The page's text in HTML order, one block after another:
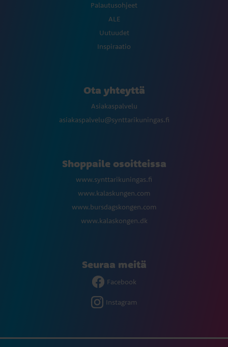
Palautusohjeet
ALE
Uutuudet
Inspiraatio
Ota yhteyttä
Asiakaspalvelu
asiakaspalvelu@synttarikuningas.fi
Shoppaile osoitteissa
www.synttarikuningas.fi
www.kalaskungen.com
www.bursdagskongen.com
www.kalaskongen.dk
Seuraa meitä
Facebook
Instagram